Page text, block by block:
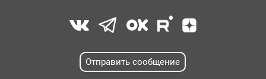
Отправить сообщение